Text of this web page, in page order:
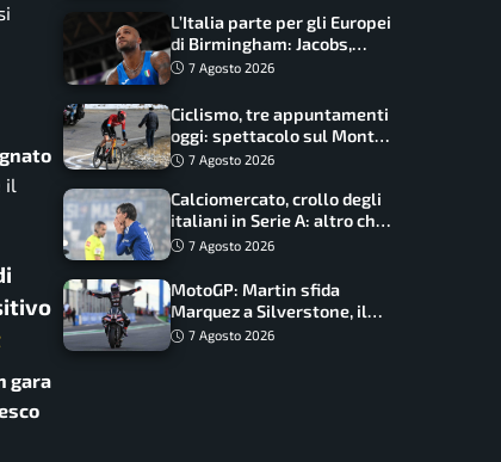
il
gara
L’Italia parte per gli Europei
di Birmingham: Jacobs,
Tamberi e Battocletti
record
7 Agosto 2026
Ciclismo, tre appuntamenti
oggi: spettacolo sul Mont
Ventoux, orari e come
7 Agosto 2026
Calciomercato, crollo degli
italiani in Serie A: altro che
svolta dopo il Mondiale
7 Agosto 2026
MotoGP: Martin sfida
Marquez a Silverstone, il
programma e gli orari
7 Agosto 2026